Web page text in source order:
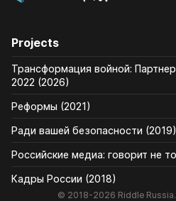
Projects
Трансформация войной:
2022 (2026)
Реформы (2021)
Ради вашей безопасности (2019)
Российские медиа: говорит не
Кадры России (2018)
© 2018-2026 Riddle